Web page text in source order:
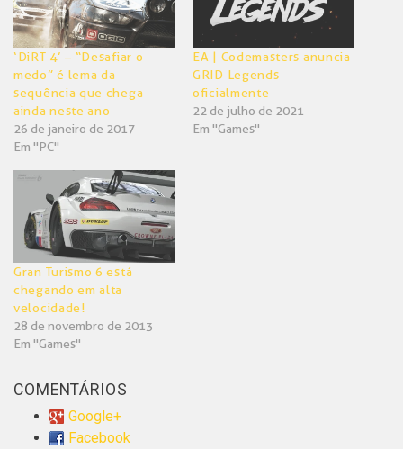
‘DiRT 4’ – “Desafiar o
medo” é lema da
sequência que chega
ainda neste ano
26 de janeiro de 2017
Em "PC"
EA | Codemasters anuncia
GRID Legends
oficialmente
22 de julho de 2021
Em "Games"
Gran Turismo 6 está
chegando em alta
velocidade!
28 de novembro de 2013
Em "Games"
COMENTÁRIOS
Google+
Facebook